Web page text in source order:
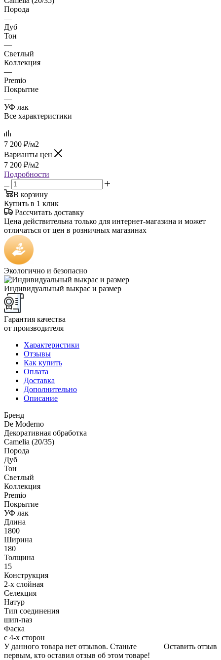
Порода
—
Дуб
Тон
—
Светлый
Коллекция
—
Premio
Покрытие
—
УФ лак
Все характеристики
7 200 ₽/м2
Варианты цен
7 200 ₽/м2
Подробности
В корзину
Купить в 1 клик
Рассчитать доставку
Цена действительна только для интернет-магазина и может
отличаться от цен в розничных магазинах
Экологично и безопасно
Индивидуальный выкрас и размер
Гарантия качества
от производителя
Характеристики
Отзывы
Как купить
Оплата
Доставка
Дополнительно
Описание
Бренд
De Moderno
Декоративная обработка
Camelia (20/35)
Порода
Дуб
Тон
Светлый
Коллекция
Premio
Покрытие
УФ лак
Длина
1800
Ширина
180
Толщина
15
Конструкция
2-х слойная
Селекция
Натур
Тип соединения
шип-паз
Фаска
с 4-х сторон
Оставить отзыв
У данного товара нет отзывов. Станьте
первым, кто оставил отзыв об этом товаре!